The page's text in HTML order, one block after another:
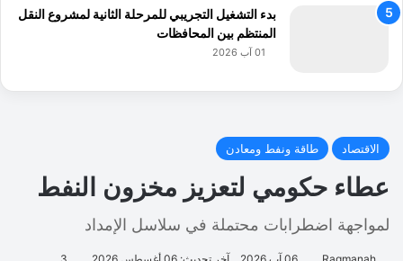
بدء التشغيل التجريبي للمرحلة الثانية لمشروع النقل
المنتظم بين المحافظات
01 آب 2026